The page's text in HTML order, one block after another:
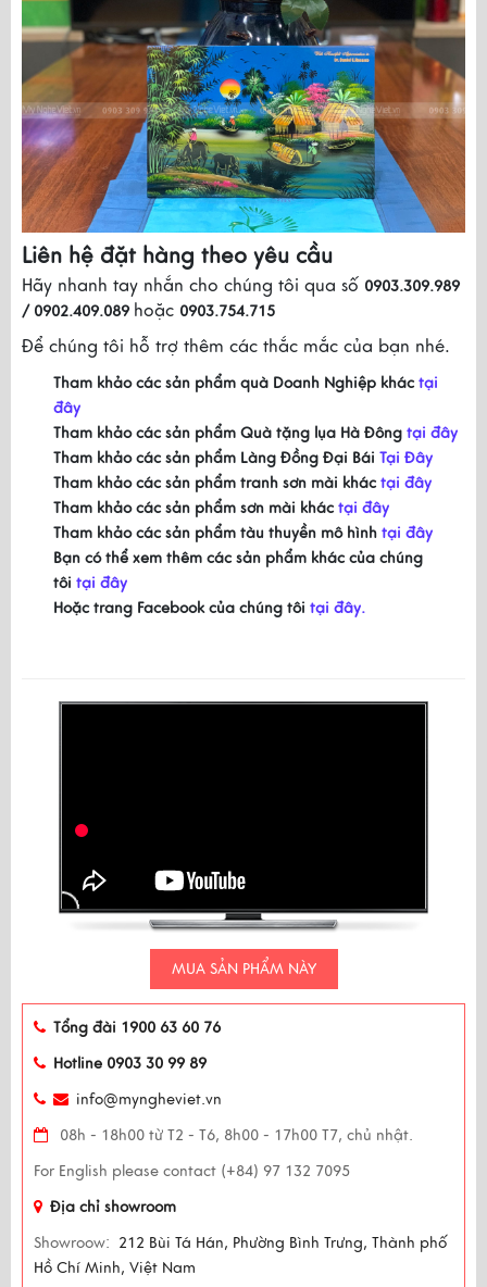
Liên hệ đặt hàng theo yêu cầu
Hãy nhanh tay nhắn cho chúng tôi qua số 0903.309.989
/ 0902.409.089 hoặc 0903.754.715
Để chúng tôi hỗ trợ thêm các thắc mắc của bạn nhé.
Tham khảo các sản phẩm quà Doanh Nghiệp khác tại
đây
Tham khảo các sản phẩm Quà tặng lụa Hà Đông tại đây
Tham khảo các sản phẩm Làng Đồng Đại Bái Tại Đây
Tham khảo các sản phẩm tranh sơn mài khác tại đây
Tham khảo các sản phẩm sơn mài khác tại đây
Tham khảo các sản phẩm tàu thuyền mô hình tại đây
Bạn có thể xem thêm các sản phẩm khác của chúng
tôi tại đây
Hoặc trang Facebook của chúng tôi tại đây.
MUA SẢN PHẨM NÀY
Tổng đài 1900 63 60 76
Hotline 0903 30 99 89
info@myngheviet.vn
08h - 18h00 từ T2 - T6, 8h00 - 17h00 T7, chủ nhật.
For English please contact (+84) 97 132 7095
Địa chỉ showroom
Showroow: 212 Bùi Tá Hán, Phường Bình Trưng, Thành phố
Hồ Chí Minh, Việt Nam